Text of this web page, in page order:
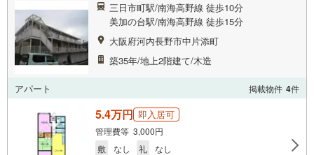
三日市町駅/南海高野線 徒歩10分
美加の台駅/南海高野線 徒歩15分
大阪府河内長野市中片添町
築35年/地上2階建て/木造
アパート 掲載物件 4件
5.4万円 即入居可
管理費等 3,000円
敷
なし 礼 なし